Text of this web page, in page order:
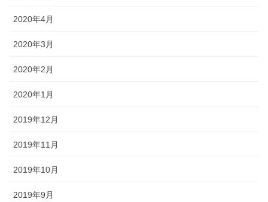
2020年4月
2020年3月
2020年2月
2020年1月
2019年12月
2019年11月
2019年10月
2019年9月